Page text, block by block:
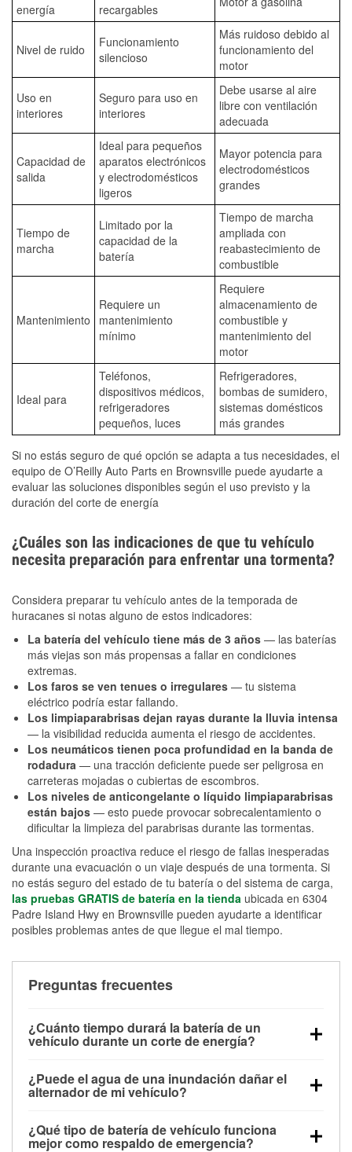
energía
recargables
Nivel de ruido
Funcionamiento
silencioso
Más ruidoso debido al
funcionamiento del
motor
Uso en
interiores
Seguro para uso en
interiores
Debe usarse al aire
libre con ventilación
adecuada
Capacidad de
salida
Ideal para pequeños
aparatos electrónicos
y electrodomésticos
ligeros
Mayor potencia para
electrodomésticos
grandes
Tiempo de
marcha
Limitado por la
capacidad de la
batería
Tiempo de marcha
ampliada con
reabastecimiento de
combustible
Mantenimiento
Requiere un
mantenimiento
mínimo
Requiere
almacenamiento de
combustible y
mantenimiento del
motor
Ideal para
Teléfonos,
dispositivos médicos,
refrigeradores
pequeños, luces
Refrigeradores,
bombas de sumidero,
sistemas domésticos
más grandes
Si no estás seguro de qué opción se adapta a tus necesidades, el
equipo de O’Reilly Auto Parts en Brownsville puede ayudarte a
evaluar las soluciones disponibles según el uso previsto y la
duración del corte de energía
¿Cuáles son las indicaciones de que tu vehículo
necesita preparación para enfrentar una tormenta?
Considera preparar tu vehículo antes de la temporada de
huracanes si notas alguno de estos indicadores:
La batería del vehículo tiene más de 3 años — las baterías
más viejas son más propensas a fallar en condiciones
extremas.
Los faros se ven tenues o irregulares — tu sistema
eléctrico podría estar fallando.
Los limpiaparabrisas dejan rayas durante la lluvia intensa
— la visibilidad reducida aumenta el riesgo de accidentes.
Los neumáticos tienen poca profundidad en la banda de
rodadura — una tracción deficiente puede ser peligrosa en
carreteras mojadas o cubiertas de escombros.
Los niveles de anticongelante o líquido limpiaparabrisas
están bajos — esto puede provocar sobrecalentamiento o
dificultar la limpieza del parabrisas durante las tormentas.
Una inspección proactiva reduce el riesgo de fallas inesperadas
durante una evacuación o un viaje después de una tormenta. Si
no estás seguro del estado de tu batería o del sistema de carga,
las pruebas GRATIS de batería en la tienda ubicada en 6304
Padre Island Hwy en Brownsville pueden ayudarte a identificar
posibles problemas antes de que llegue el mal tiempo.
Preguntas frecuentes
¿Cuánto tiempo durará la batería de un
vehículo durante un corte de energía?
alimentar pequeños accesorios durante un tiempo
limitado, pero el uso repetido sin conducir el vehículo
contar con un equipo de carga de respaldo para
¿Puede el agua de una inundación dañar el
alternador de mi vehículo?
parte baja del compartimento del motor y pueden
¿Qué tipo de batería de vehículo funciona
mejor como respaldo de emergencia?